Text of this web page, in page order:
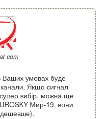
com
Ваших умовах буде
канали. Якщо сигнал
вибір, можна ще
Мир-19, вони
дешевше).